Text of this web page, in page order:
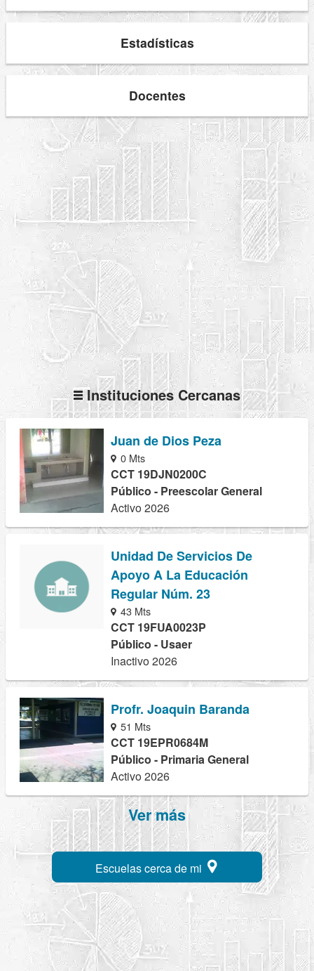
Estadísticas
Docentes
Instituciones Cercanas
Juan de Dios Peza
0 Mts
CCT 19DJN0200C
Público - Preescolar General
Activo 2026
Unidad De Servicios De
Apoyo A La Educación
Regular Núm. 23
43 Mts
CCT 19FUA0023P
Público - Usaer
Inactivo 2026
Profr. Joaquin Baranda
51 Mts
CCT 19EPR0684M
Público - Primaria General
Activo 2026
Ver más
Escuelas cerca de mi